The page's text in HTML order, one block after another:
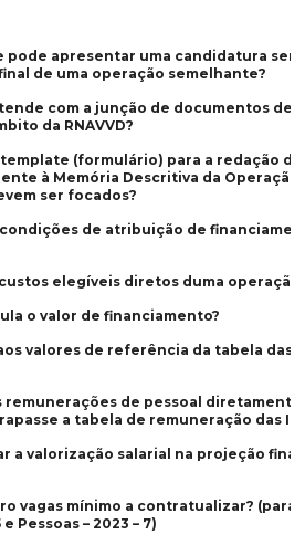
pode apresentar uma candidatura
de uma operação semelhante?
com a junção de documentos de
da RNAVVD?
(formulário) para a redação do
à Memória Descritiva da Operação
ser focados?
condições de atribuição de
custos elegíveis diretos duma
o valor de financiamento?
valores de referência da tabela das
remunerações de pessoal
a tabela de remuneração das
a valorização salarial na projeção
vagas mínimo a contratualizar? (para
e Pessoas – 2023 – 7)